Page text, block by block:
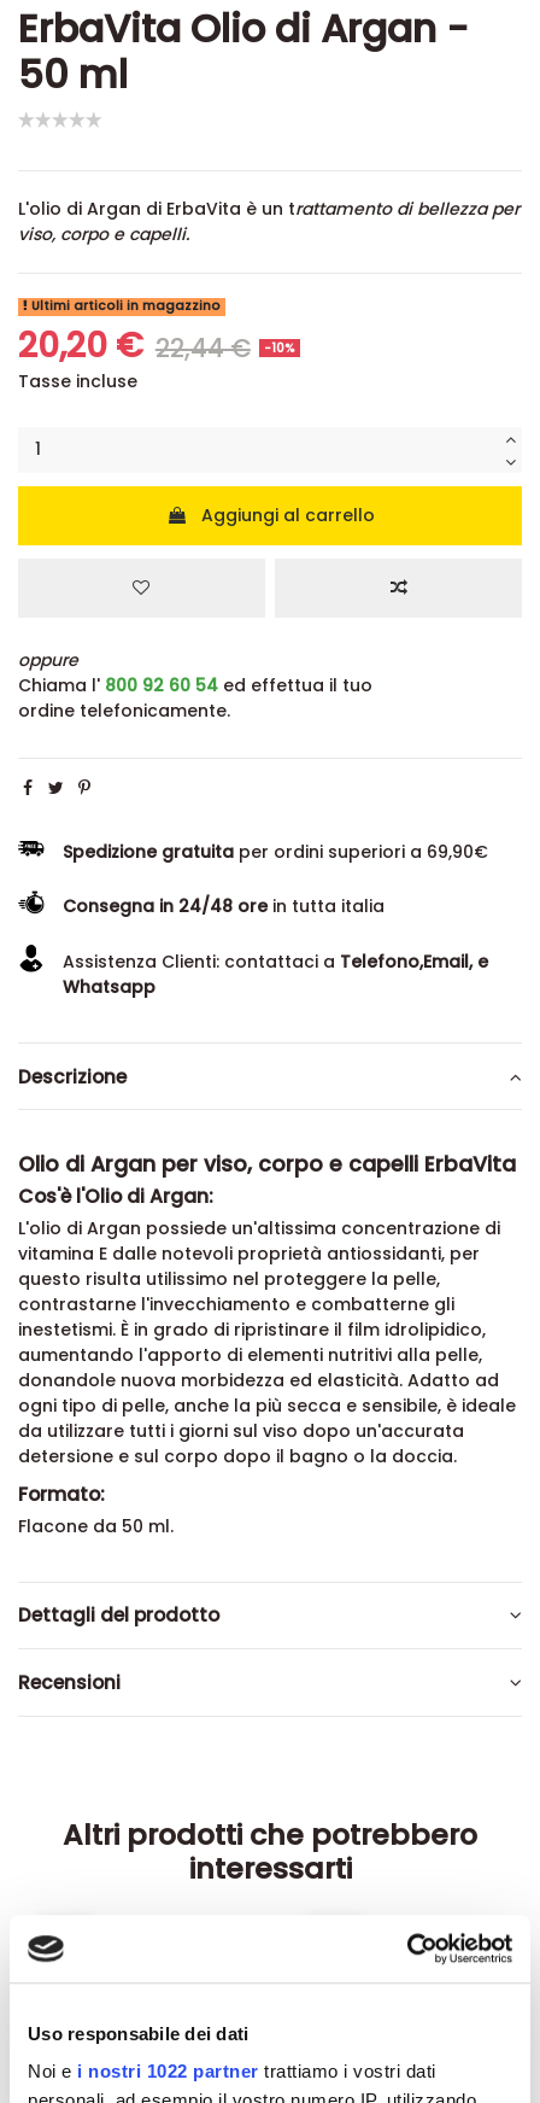
Uso responsabile dei dati
Noi e i nostri 1022 partner trattiamo i vostri dati
ErbaVita Olio di Argan -
50 ml
L'olio di Argan di ErbaVita è un trattamento di bellezza per
viso, corpo e capelli.
Ultimi articoli in magazzino
20,20 € 22,44 € -10%
Tasse incluse
Aggiungi al carrello
oppure
Chiama l' 800 92 60 54 ed effettua il tuo
ordine telefonicamente.
Spedizione gratuita per ordini superiori a 69,90€
Consegna in 24/48 orein tutta italia
Assistenza Clienti: contattaci a Telefono,Email, e
Whatsapp
Descrizione
Olio di Argan per viso, corpo e capelli ErbaVita
Cos'è l'Olio di Argan:
L'olio di Argan possiede un'altissima concentrazione di
vitamina E dalle notevoli proprietà antiossidanti, per
questo risulta utilissimo nel proteggere la pelle,
contrastarne l'invecchiamento e combatterne gli
inestetismi. È in grado di ripristinare il film idrolipidico,
aumentando l'apporto di elementi nutritivi alla pelle,
donandole nuova morbidezza ed elasticità. Adatto ad
ogni tipo di pelle, anche la più secca e sensibile, è ideale
da utilizzare tutti i giorni sul viso dopo un'accurata
detersione e sul corpo dopo il bagno o la doccia.
Formato:
Flacone da 50 ml.
Dettagli del prodotto
Recensioni
Altri prodotti che potrebbero
interessarti